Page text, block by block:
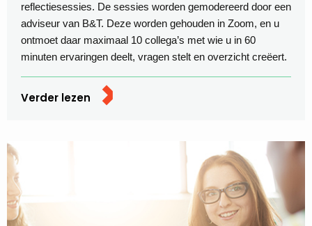
reflectiesessies. De sessies worden gemodereerd door een
adviseur van B&T. Deze worden gehouden in Zoom, en u
ontmoet daar maximaal 10 collega’s met wie u in 60
minuten ervaringen deelt, vragen stelt en overzicht creëert.
Verder lezen